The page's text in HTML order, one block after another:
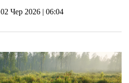
02 Чер 2026 | 06:04